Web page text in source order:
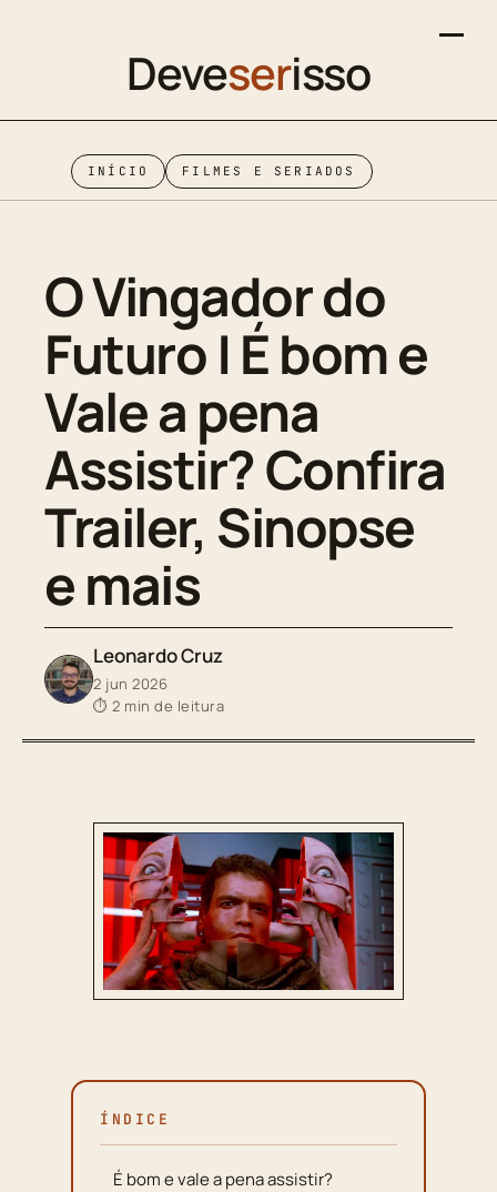
Deveserisso
INÍCIO FILMES E SERIADOS
O Vingador do
Futuro | É bom e
Vale a pena
Assistir? Confira
Trailer, Sinopse
e mais
Leonardo Cruz
2 jun 2026
⏱ 2 min de leitura
ÍNDICE
É bom e vale a pena assistir?